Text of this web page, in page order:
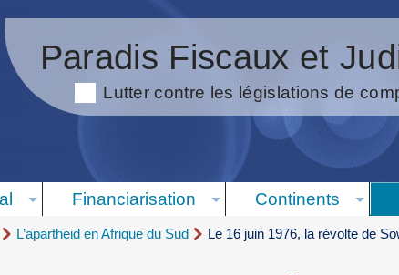
Paradis Fiscaux et
Lutter contre les législations de
Financiarisation Continents
L’apartheid en Afrique du Sud Le 16 juin 1976, la révolte de